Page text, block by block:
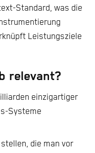
Standard, was die
Leistungsziele
relevant?
einzigartiger
Systeme
stellen, die man vor